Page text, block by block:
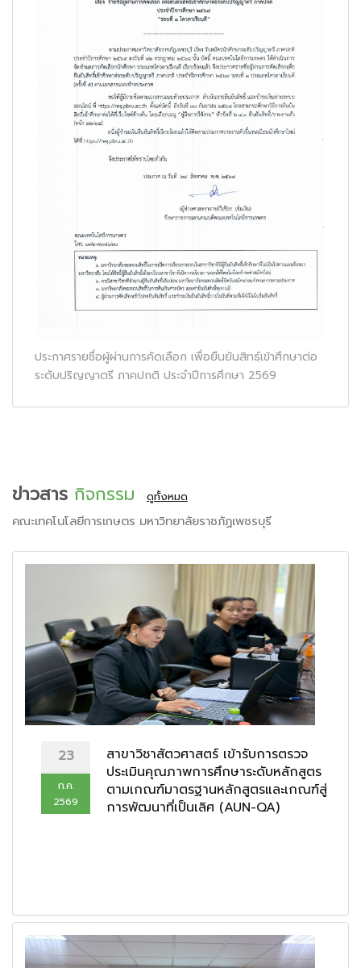
ประกาศรายชื่อผู้ผ่านการคัดเลือก เพื่อยืนยันสิทธฺ์เข้าศึกษาต่อ
ระดับปริญญาตรี ภาคปกติ ประจำปีการศึกษา 2569
ข่าวสาร กิจกรรม ดูทั้งหมด
คณะเทคโนโลยีการเกษตร มหาวิทยาลัยราชภัฏเพชรบุรี
23
ก.ค.
2569
สาขาวิชาสัตวศาสตร์ เข้ารับการตรวจ
ประเมินคุณภาพการศึกษาระดับหลักสูตร
ตามเกณฑ์มาตรฐานหลักสูตรและเกณฑ์สู่
การพัฒนาที่เป็นเลิศ (AUN-QA)